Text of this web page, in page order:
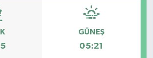
GÜNEŞ
05:21